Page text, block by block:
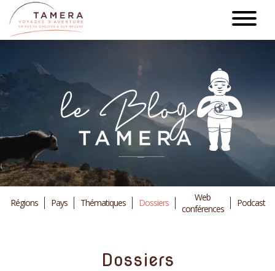
Aller
au
contenu
Régions Pays Thématiques Dossiers
Web
conférences
Podcast
Dossiers